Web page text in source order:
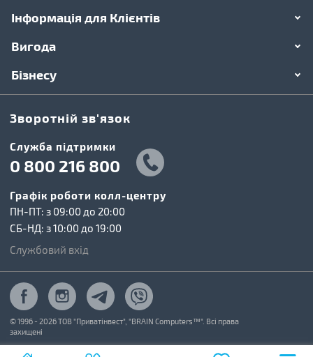
Інформація для Клієнтів
Вигода
Бізнесу
Зворотній зв'язок
Cлужба підтримки
0 800 216 800
Графік роботи колл-центру
ПН-ПТ: з 09:00 до 20:00
СБ-НД: з 10:00 до 19:00
Службовий вхід
© 1996 - 2026 ТОВ "Приватінвест", "BRAIN Computers™". Всі права
захищені